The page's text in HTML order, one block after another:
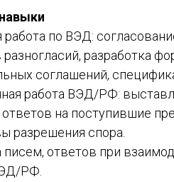
работа по ВЭД:
разработка
соглашений,
работа ВЭД/РФ:
на поступившие
разрешения спора.
писем, ответов при
РФ.